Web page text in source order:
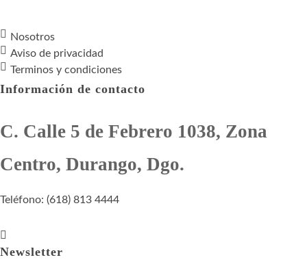
Nosotros
Aviso de privacidad
Terminos y condiciones
Información de contacto
C. Calle 5 de Febrero 1038, Zona
Centro, Durango, Dgo.
Teléfono: (618) 813 4444
Newsletter